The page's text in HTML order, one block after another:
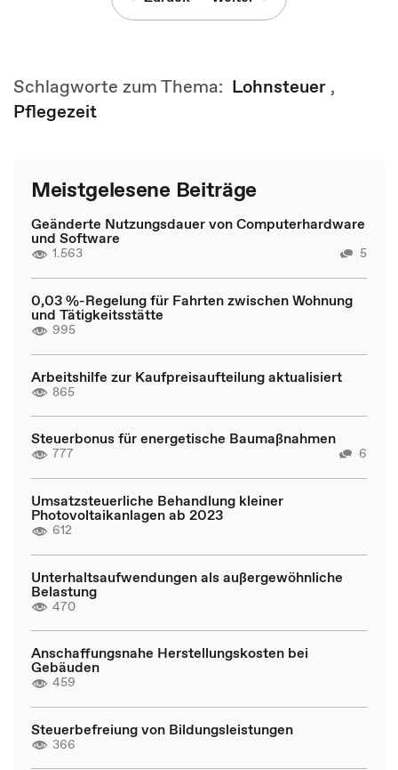
Schlagworte zum Thema: Lohnsteuer ,
Pflegezeit
Meistgelesene Beiträge
Geänderte Nutzungsdauer von Computerhardware
und Software
1.563 5
0,03 %-Regelung für Fahrten zwischen Wohnung
und Tätigkeitsstätte
995
Arbeitshilfe zur Kaufpreisaufteilung aktualisiert
865
Steuerbonus für energetische Baumaßnahmen
777 6
Umsatzsteuerliche Behandlung kleiner
Photovoltaikanlagen ab 2023
612
Unterhaltsaufwendungen als außergewöhnliche
Belastung
470
Anschaffungsnahe Herstellungskosten bei
Gebäuden
459
Steuerbefreiung von Bildungsleistungen
366